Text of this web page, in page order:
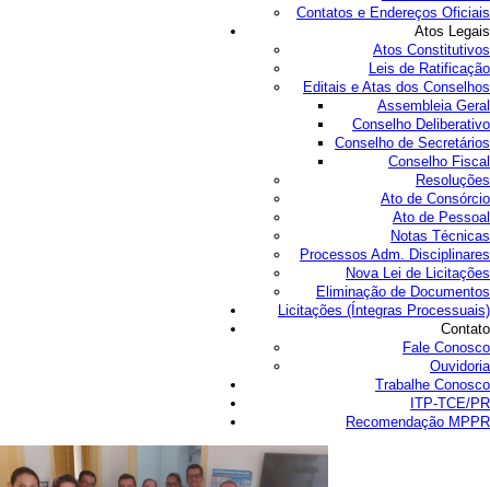
Contatos e Endereços Oficiais
Atos Legais
Atos Constitutivos
Leis de Ratificação
Editais e Atas dos Conselhos
Assembleia Geral
Conselho Deliberativo
Conselho de Secretários
Conselho Fiscal
Resoluções
Ato de Consórcio
Ato de Pessoal
Notas Técnicas
Processos Adm. Disciplinares
Nova Lei de Licitações
Eliminação de Documentos
Licitações (Íntegras Processuais)
Contato
Fale Conosco
Ouvidoria
Trabalhe Conosco
ITP-TCE/PR
Recomendação MPPR